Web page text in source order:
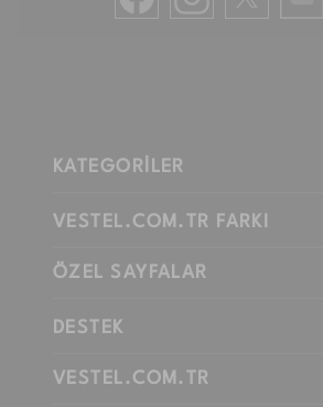
KATEGORİLER
VESTEL.COM.TR FARKI
ÖZEL SAYFALAR
DESTEK
VESTEL.COM.TR